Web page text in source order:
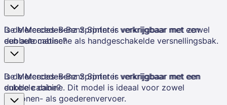
De Mercedes-Benz Sprinter is verkrijgbaar met zowel
een automatische als handgeschakelde versnellingsbak.
Is de Mercedes-Benz Sprinter verkrijgbaar met een
dubbele cabine?
De Mercedes-Benz Sprinter is verkrijgbaar met een
dubbele cabine. Dit model is ideaal voor zowel
personen- als goederenvervoer.
Is de Mercedes-Benz Sprinter verkrijgbaar met een
enkele cabine?